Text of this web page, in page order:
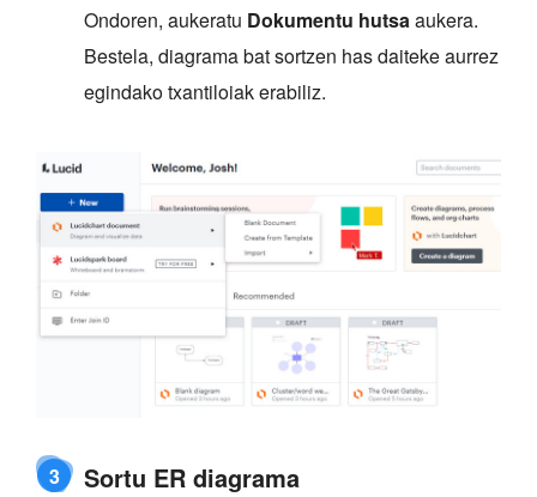
Ondoren, aukeratu Dokumentu hutsaaukera.
Bestela, diagrama bat sortzen has daiteke aurrez
egindako txantiloiak erabiliz.
3 Sortu ER diagrama